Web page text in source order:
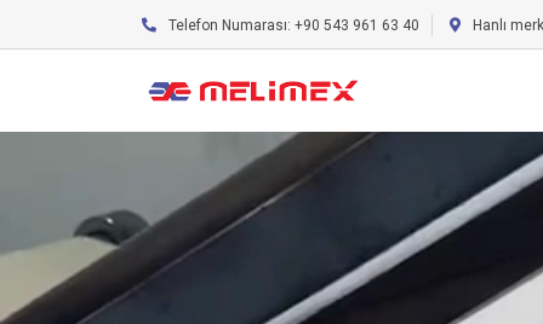
Telefon Numarası: +90 543 961 63 40 Hanlı